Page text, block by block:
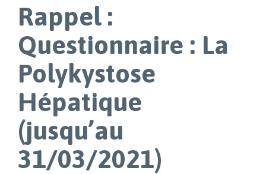
Rappel :
Questionnaire : La
Polykystose
Hépatique
(jusqu’au
31/03/2021)